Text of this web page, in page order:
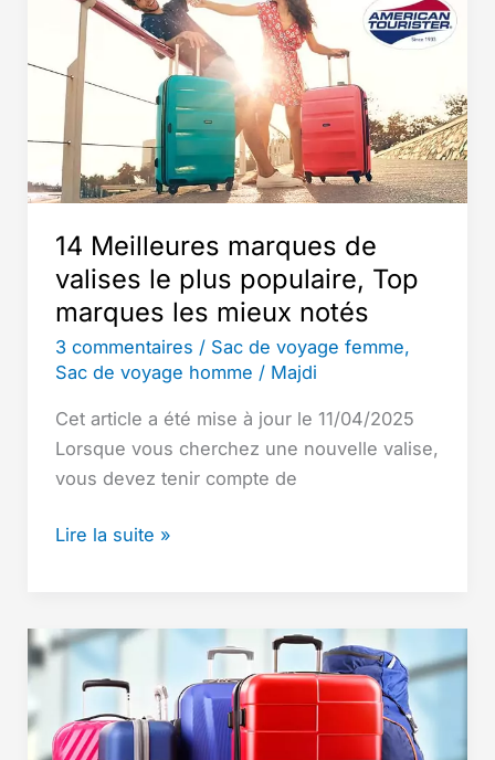
Luxe
(2025)
:
Élégants,
Pratiques
et
Haut
Gamme
14 Meilleures marques de
valises le plus populaire, Top
marques les mieux notés
3 commentaires / Sac de voyage femme,
Sac de voyage homme / Majdi
Cet article a été mise à jour le 11/04/2025
Lorsque vous cherchez une nouvelle valise,
vous devez tenir compte de
14
de
valises
plus
populaire,
Lire la suite »